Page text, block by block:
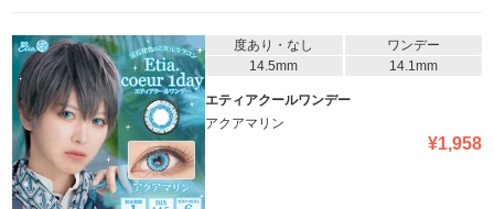
度あり・なし
ワンデー
14.5mm
14.1mm
エティアクールワンデー
アクアマリン
¥1,958